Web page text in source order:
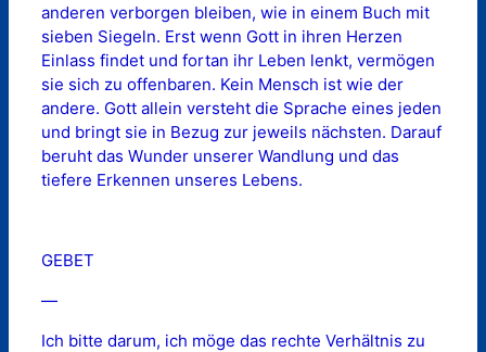
anderen verborgen bleiben, wie in einem Buch mit
sieben Siegeln. Erst wenn Gott in ihren Herzen
Einlass findet und fortan ihr Leben lenkt, vermögen
sie sich zu offenbaren. Kein Mensch ist wie der
andere. Gott allein versteht die Sprache eines jeden
und bringt sie in Bezug zur jeweils nächsten. Darauf
beruht das Wunder unserer Wandlung und das
tiefere Erkennen unseres Lebens.
GEBET
—
Ich bitte darum, ich möge das rechte Verhältnis zu